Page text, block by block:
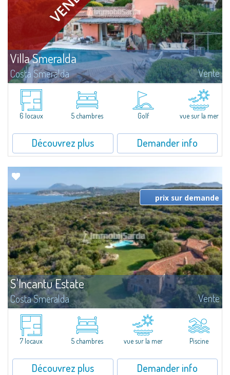
Villa Smeralda
Costa Smeralda Vente
Villa Smeralda, signée par le fameux Architecte Jean-Claude Lesuisse, jouit
d'une vue mer panoramique exceptionnelle sur la baie du Pevero et sur les
collines de Pantogia. Entourée par une riche végétation...
6 locaux
5 chambres Golf vue sur la mer
Découvrez plus Demander info
S'Incantu Estate
Costa Smeralda Vente
Superbe villa au style typique de la Gallura, caractérisant toutes les plus
belles demeures de la Costa Smeralda.Sur les vertes collines de San
Pantaleo, position exceptionnelle et discrète, Villa Aglentina jouit d'une...
prix sur demande
7 locaux 5 chambres vue sur la mer Piscine
Découvrez plus Demander info